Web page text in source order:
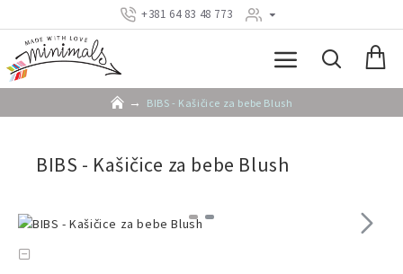
+381 64 83 48 773
BIBS - Kašičice za bebe Blush
BIBS - Kašičice za bebe Blush